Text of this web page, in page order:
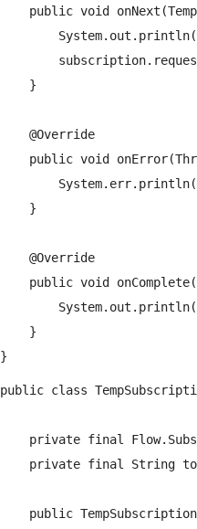
public void
    }
    @Override
public void
    }
    @Override
public void
    }
public class
private final
private final String
public